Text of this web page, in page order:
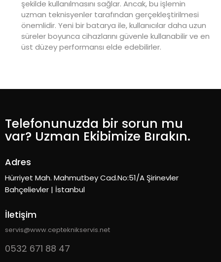
şekilde kullanılmasını sağlar. Ancak, bu işlemin
uzman teknisyenler tarafından gerçekleştirilmesi
önemlidir. Yeni bir batarya ile, kullanıcılar daha uzun
süreler boyunca cihazlarını güvenle kullanabilir ve en
üst düzey performansı elde edebilirler.
Telefonunuzda bir sorun mu
var? Uzman Ekibimize Bırakın.
Adres
Hürriyet Mah. Mahmutbey Cad.No:51/A Şirinevler
Bahçelievler | İstanbul
İletişim
servis@www.cepteknikservis.net
0532 671 88 47